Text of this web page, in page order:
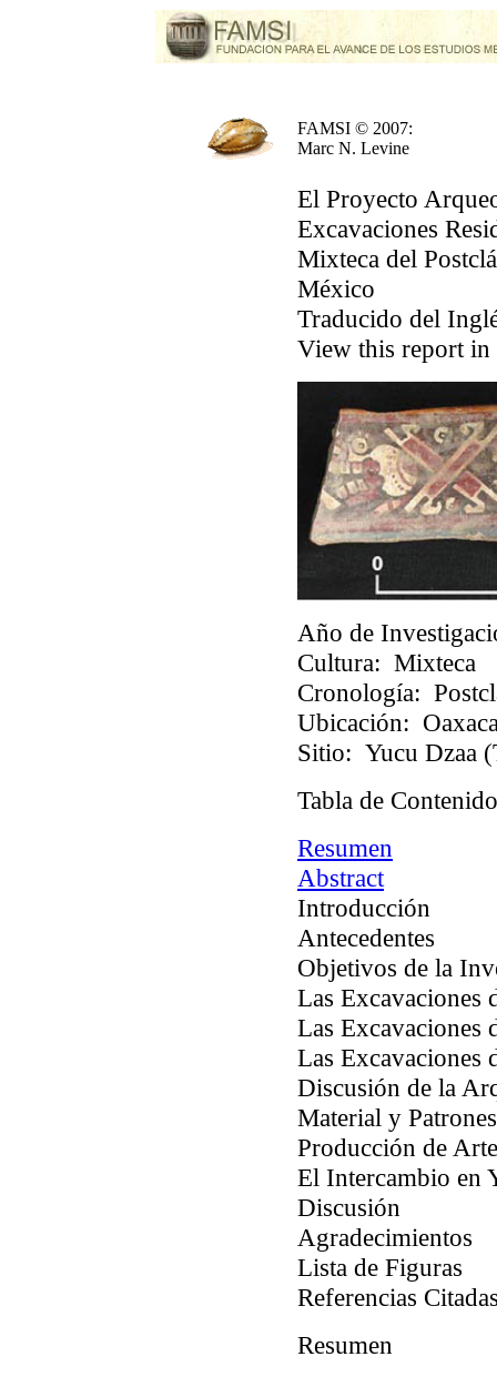
FAMSI © 2007:
Marc N. Levine
El Proyecto
Excavaciones
Mixteca del
México
Traducido del
View this report in
Año de
Cultura: Mixteca
Cronología:
Ubicación:
Sitio: Yucu Dzaa
Tabla de
Resumen
Abstract
Introducción
Antecedentes
Objetivos de la
Las Excavaciones
Las Excavaciones
Las Excavaciones
Discusión de la
Material y
Producción de
El Intercambio en
Discusión
Agradecimientos
Lista de Figuras
Referencias
Resumen